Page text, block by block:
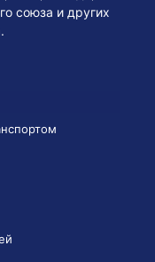
союза и других